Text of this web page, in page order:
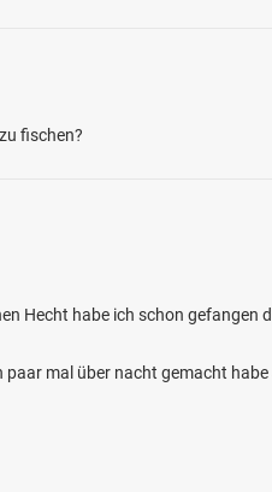
fischen?
Hecht habe ich schon gefangen
mal über nacht gemacht